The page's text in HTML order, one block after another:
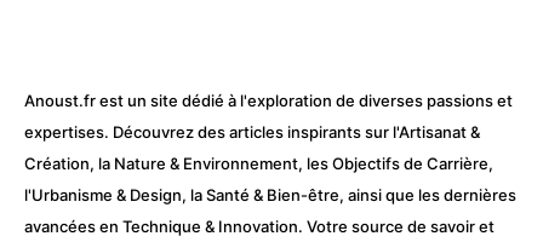
Anoust.fr est un site dédié à l'exploration de diverses passions et
expertises. Découvrez des articles inspirants sur l'Artisanat &
Création, la Nature & Environnement, les Objectifs de Carrière,
l'Urbanisme & Design, la Santé & Bien-être, ainsi que les dernières
avancées en Technique & Innovation. Votre source de savoir et